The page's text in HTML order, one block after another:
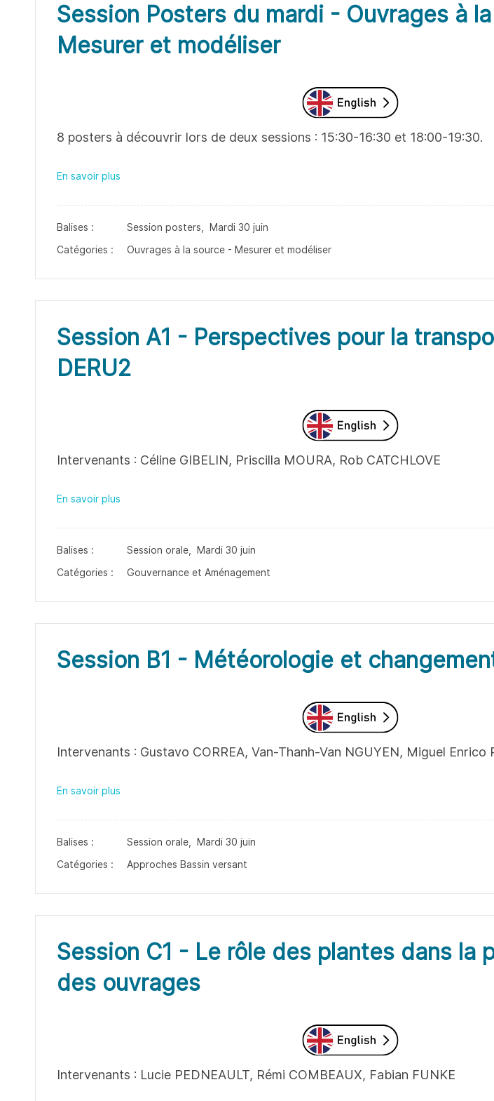
Session Posters du mardi - Ouvrages à
Mesurer et modéliser
8 posters à découvrir lors de deux sessions : 15:30-16:30 et 18:00-19:30.
En savoir plus
Balises : Session posters, Mardi 30 juin
Catégories :
Ouvrages à la source - Mesurer et modéliser
Session A1 - Perspectives pour la
DERU2
Intervenants : Céline GIBELIN, Priscilla MOURA, Rob CATCHLOVE
En savoir plus
Balises : Session orale, Mardi 30 juin
Catégories :
Gouvernance et Aménagement
Session B1 - Météorologie et
Intervenants : Gustavo CORREA, Van-Thanh-Van NGUYEN, Miguel Enrico
En savoir plus
Balises : Session orale, Mardi 30 juin
Catégories :
Approches Bassin versant
Session C1 - Le rôle des plantes dans la
des ouvrages
Intervenants : Lucie PEDNEAULT, Rémi COMBEAUX, Fabian FUNKE